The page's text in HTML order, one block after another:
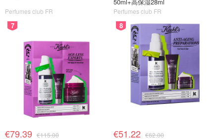
Perfumes club FR Perfumes club FR
7
€79.39 €115.00
8
€51.22 €62.00